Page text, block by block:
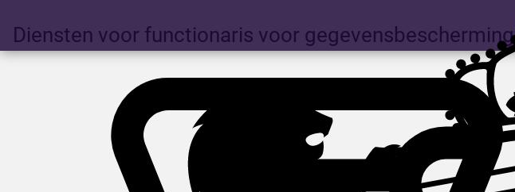
Diensten voor functionaris voor gegevensbescherming